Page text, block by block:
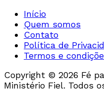
Início
Quem somos
Contato
Política de
Termos e
Copyright © 2026 Fé
Ministério Fiel. Todos